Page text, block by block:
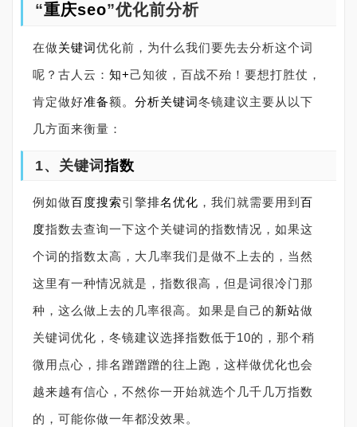
“重庆seo”优化前分析
在做关键词优化前，为什么我们要先去分析这个词
呢？古人云： 知+己知彼，百战不殆！要想打胜仗，
肯定做好准备额。 分析关键词冬镜建议主要从以下
几方面来衡量：
1、关键词指数
例如做百度搜索引擎排名优化 ，我们就需要用到 百
度指数去查询一下这个关键词的指数情况，如果这
个词的指数太高，大几率我们是做不上去的，当然
这里有一种情况就是，指数很高，但是词很冷门那
种，这么做上去的几率很高。如果是自己的新站做
关键词优化，冬镜建议选择指数低于10的，那个稍
微用点心，排名蹭蹭蹭的往上跑，这样做优化也会
越来越有信心，不然你一开始就选个几千几万指数
的，可能你做一年都没效果。